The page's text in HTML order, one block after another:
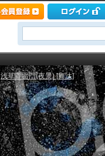
浅草寺雷門(夜景) [舞汰]